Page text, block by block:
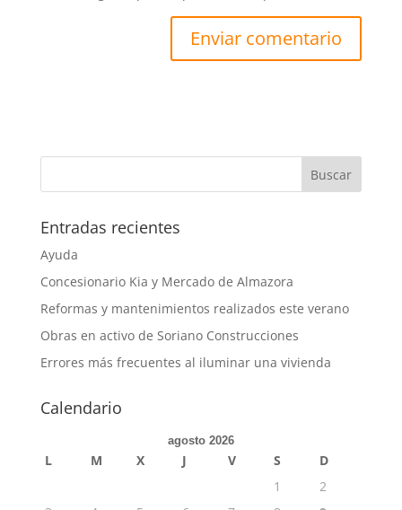
Entradas recientes
Ayuda
Concesionario Kia y Mercado de Almazora
Reformas y mantenimientos realizados este verano
Obras en activo de Soriano Construcciones
Errores más frecuentes al iluminar una vivienda
Calendario
agosto 2026
L M X J V S
D
1
2